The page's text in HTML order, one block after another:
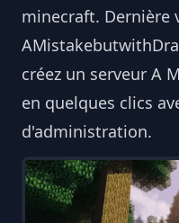
minecraft. Dernière
créez un serveur A
en quelques clics
d'administration.